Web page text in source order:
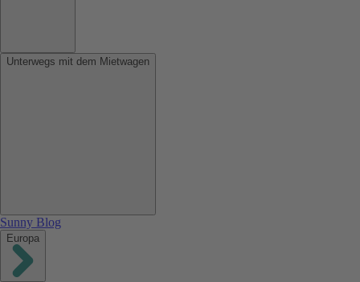
Unterwegs mit dem Mietwagen
Sunny Blog
Europa